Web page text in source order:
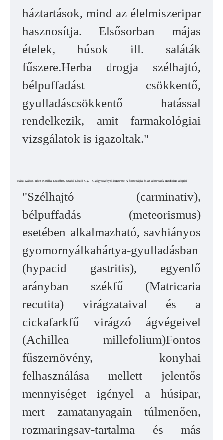
háztartások, mind az élelmiszeripar
hasznosítja. Elsősorban májas
ételek, húsok ill. saláták
fűszere.Herba drogja szélhajtó,
bélpuffadást csökkentő,
gyulladáscsökkentő hatással
rendelkezik, amit farmakológiai
vizsgálatok is igazoltak."
Rácz Gábor, Rácz-Kotilla Erzsébet, Szabó László Gy. - Gyógynövények ismerete-A fitoterápia és az alternatív medicina alapjai
"Szélhajtó (carminativ),
bélpuffadás (meteorismus)
esetében alkalmazható, savhiányos
gyomornyálkahártya-gyulladásban
(hypacid gastritis), egyenlő
arányban székfű (Matricaria
recutita) virágzataival és a
cickafarkfű virágzó ágvégeivel
(Achillea millefolium)Fontos
fűszernövény, konyhai
felhasználása mellett jelentős
mennyiséget igényel a húsipar,
mert zamatanyagain túlmenően,
rozmaringsav-tartalma és más